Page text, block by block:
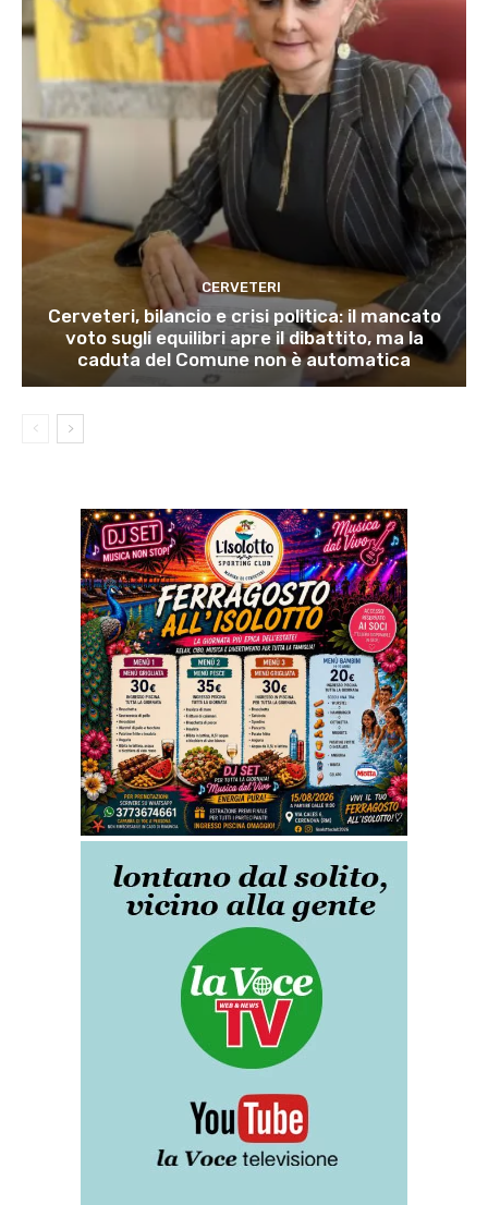
CERVETERI
Cerveteri, bilancio e crisi politica: il mancato
voto sugli equilibri apre il dibattito, ma la
caduta del Comune non è automatica